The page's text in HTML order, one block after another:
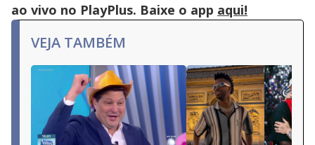
ao vivo no PlayPlus. Baixe o app aqui!
VEJA TAMBÉM